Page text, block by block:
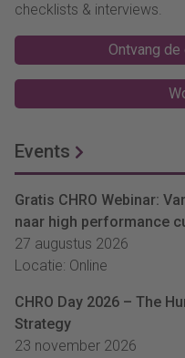
checklists & interviews.
Ontvang
Events
Gratis CHRO Webinar:
naar high performance
27 augustus 2026
Locatie: Online
CHRO Day 2026 – The
Strategy
23 november 2026